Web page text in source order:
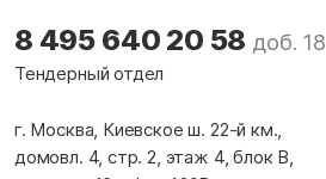
8 495 640 20 58 доб. 18
Тендерный отдел
г. Москва, Киевское ш. 22-й км.,
домовл. 4, стр. 2, этаж 4, блок В,